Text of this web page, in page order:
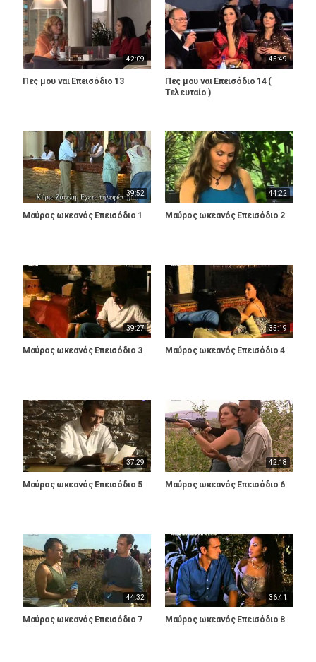
42:09
Πες μου ναι Επεισόδιο 13
45:49
Πες μου ναι Επεισόδιο 14 (
Τελευταίο )
39:52
Μαύρος ωκεανός Επεισόδιο 1
44:22
Μαύρος ωκεανός Επεισόδιο 2
39:27
Μαύρος ωκεανός Επεισόδιο 3
35:19
Μαύρος ωκεανός Επεισόδιο 4
37:29
Μαύρος ωκεανός Επεισόδιο 5
42:18
Μαύρος ωκεανός Επεισόδιο 6
44:32
Μαύρος ωκεανός Επεισόδιο 7
36:41
Μαύρος ωκεανός Επεισόδιο 8